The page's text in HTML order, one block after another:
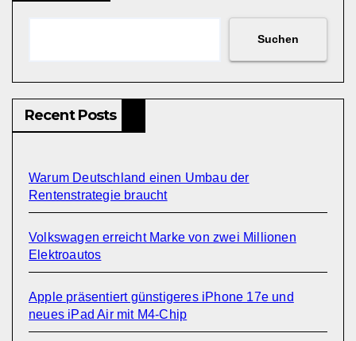
Suchen
Recent Posts
Warum Deutschland einen Umbau der
Rentenstrategie braucht
Volkswagen erreicht Marke von zwei Millionen
Elektroautos
Apple präsentiert günstigeres iPhone 17e und
neues iPad Air mit M4-Chip